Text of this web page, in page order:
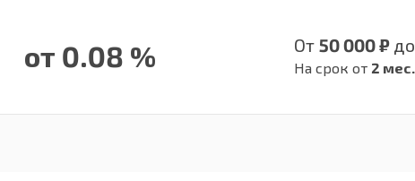
от 0.08 % От 50 000 ₽ до
На срок от 2 мес.